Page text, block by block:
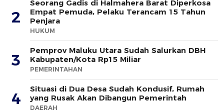
2
Seorang Gadis di Halmahera Barat Diperkosa
Empat Pemuda, Pelaku Terancam 15 Tahun
Penjara
HUKUM
3
Pemprov Maluku Utara Sudah Salurkan DBH
Kabupaten/Kota Rp15 Miliar
PEMERINTAHAN
4
Situasi di Dua Desa Sudah Kondusif, Rumah
yang Rusak Akan Dibangun Pemerintah
DAERAH